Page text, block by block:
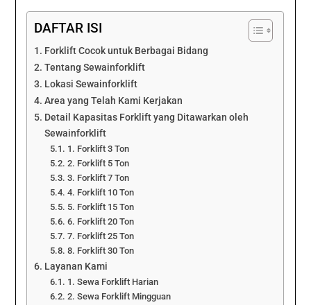
DAFTAR ISI
Forklift Cocok untuk Berbagai Bidang
Tentang Sewainforklift
Lokasi Sewainforklift
Area yang Telah Kami Kerjakan
Detail Kapasitas Forklift yang Ditawarkan oleh
Sewainforklift
1. Forklift 3 Ton
2. Forklift 5 Ton
3. Forklift 7 Ton
4. Forklift 10 Ton
5. Forklift 15 Ton
6. Forklift 20 Ton
7. Forklift 25 Ton
8. Forklift 30 Ton
Layanan Kami
1. Sewa Forklift Harian
2. Sewa Forklift Mingguan